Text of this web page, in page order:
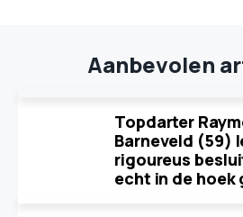
Aanbevolen
Topdarter
Barneveld (59)
rigoureus
echt in de hoek